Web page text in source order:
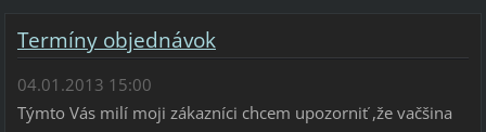
Termíny objednávok
04.01.2013 15:00
Týmto Vás milí moji zákazníci chcem upozorniť ,že vačšina